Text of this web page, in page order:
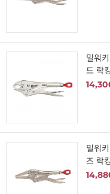
밀워
드 락
밀워
즈 락